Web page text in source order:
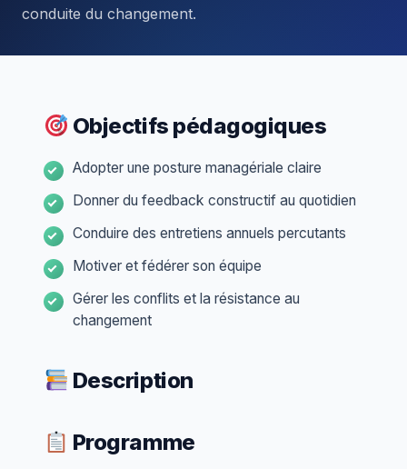
conduite du changement.
Objectifs pédagogiques
Adopter une posture managériale claire
Donner du feedback constructif au quotidien
Conduire des entretiens annuels percutants
Motiver et fédérer son équipe
Gérer les conflits et la résistance au
changement
Description
Programme